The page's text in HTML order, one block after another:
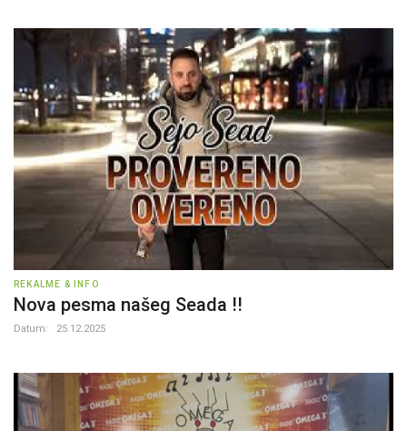
REKALME & INFO
Nova pesma našeg Seada !!
Datum: 25.12.2025